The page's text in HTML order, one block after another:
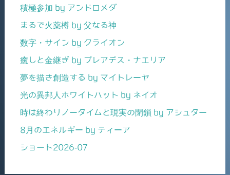
積極参加 by アンドロメダ
まるで火薬樽 by 父なる神
数字・サイン by クライオン
癒しと金継ぎ by プレアデス・ナエリア
夢を描き創造する by マイトレーヤ
光の異邦人ホワイトハット by ネイオ
時は終わりノータイムと現実の閉鎖 by アシュター
8月のエネルギー by ティーア
ショート2026-07